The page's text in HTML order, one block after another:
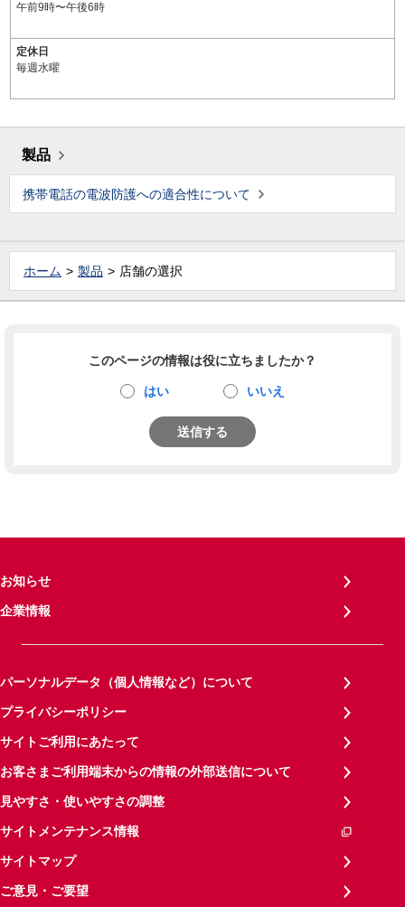
午前9時〜午後6時
定休日
毎週水曜
製品
携帯電話の電波防護への適合性について
ホーム 製品 店舗の選択
このページの情報は役に立ちましたか？
はい いいえ
送信する
お知らせ
企業情報
パーソナルデータ（個人情報など）について
プライバシーポリシー
サイトご利用にあたって
お客さまご利用端末からの情報の外部送信について
見やすさ・使いやすさの調整
サイトメンテナンス情報
サイトマップ
ご意見・ご要望